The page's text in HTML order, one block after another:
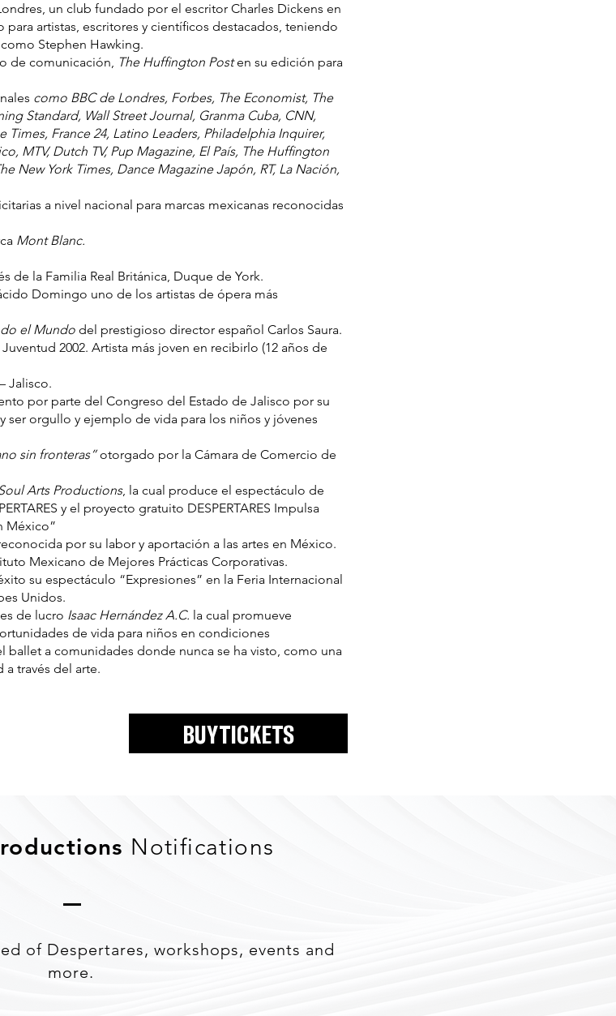
un club fundado por el escritor Charles Dickens en
para artistas, escritores y cientíﬁcos destacados, teniendo
Stephen Hawking.
de comunicación, The Hufﬁngton Posten su edición para
como BBC de Londres, Forbes, The Economist, The
Standard, Wall Street Journal, Granma Cuba, CNN,
Times, France 24, Latino Leaders, Philadelphia Inquirer,
MTV, Dutch TV, Pup Magazine, El País, The Hufﬁngton
New York Times, Dance Magazine Japón, RT, La Nación,
a nivel nacional para marcas mexicanas reconocidas
Mont Blanc.
de la Familia Real Británica, Duque de York.
Domingo uno de los artistas de ópera más
el Mundo del prestigioso director español Carlos Saura.
2002. Artista más joven en recibirlo (12 años de
Jalisco.
por parte del Congreso del Estado de Jalisco por su
ser orgullo y ejemplo de vida para los niños y jóvenes
sin fronteras”otorgado por la Cámara de Comercio de
Arts Productions, la cual produce el espectáculo de
y el proyecto gratuito DESPERTARES Impulsa
México”
por su labor y aportación a las artes en México.
Mexicano de Mejores Prácticas Corporativas.
su espectáculo “Expresiones” en la Feria Internacional
Unidos.
de lucro Isaac Hernández A.C. la cual promueve
de vida para niños en condiciones
ballet a comunidades donde nunca se ha visto, como una
a través del arte.
BUY TICKETS
Notifications
of Despertares, workshops, events and
more.